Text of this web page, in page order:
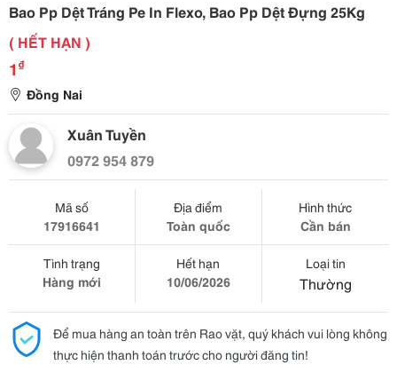
Bao Pp Dệt Tráng Pe In Flexo, Bao Pp Dệt Đựng 25Kg
( HẾT HẠN )
1 ₫
Đồng Nai
Xuân Tuyền
0972 954 879
Mã số
17916641
Địa điểm
Toàn quốc
Hình thức
Cần bán
Tình trạng
Hàng mới
Hết hạn
10/06/2026
Loại tin
Thường
Để mua hàng an toàn trên Rao vặt, quý khách vui lòng không
thực hiện thanh toán trước cho người đăng tin!